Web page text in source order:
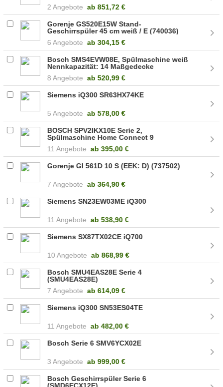
2 Angebote ab 851,72 €
Gorenje GS520E15W Stand-
Geschirrspüler 45 cm weiß / E (740036)
6 Angebote ab 304,15 €
Bosch SMS4EVW08E, Spülmaschine weiß
Nennkapazität: 14 Maßgedecke
8 Angebote ab 520,99 €
Siemens iQ300 SR63HX74KE
5 Angebote ab 578,00 €
BOSCH SPV2IKX10E Serie 2,
Spülmaschine Home Connect 9
11 Angebote ab 395,00 €
Gorenje GI 561D 10 S (EEK: D) (737502)
7 Angebote ab 364,90 €
Siemens SN23EW03ME iQ300
11 Angebote ab 538,90 €
Siemens SX87TX02CE iQ700
10 Angebote ab 868,99 €
Bosch SMU4EAS28E Serie 4
(SMU4EAS28E)
7 Angebote ab 614,09 €
Siemens iQ300 SN53ES04TE
11 Angebote ab482,00 €
Bosch Serie 6 SMV6YCX02E
3 Angebote ab 999,00 €
Bosch Geschirrspüler Serie 6
(SMD6ECX12E)